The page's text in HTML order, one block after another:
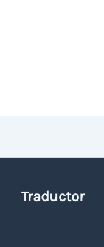
Traductor